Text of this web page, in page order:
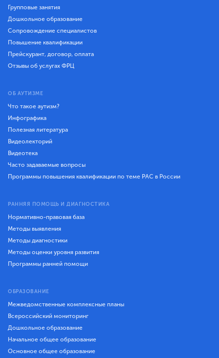
Групповые занятия
Дошкольное образование
Сопровождение специалистов
Повышение квалификации
Прейскурант, договор, оплата
Отзывы об услугах ФРЦ
ОБ АУТИЗМЕ
Что такое аутизм?
Инфографика
Полезная литература
Видеолекторий
Видеотека
Часто задаваемые вопросы
Программы повышения квалификации по теме РАС в России
РАННЯЯ ПОМОЩЬ И ДИАГНОСТИКА
Нормативно-правовая база
Методы выявления
Методы диагностики
Методы оценки уровня развития
Программы ранней помощи
ОБРАЗОВАНИЕ
Межведомственные комплексные планы
Всероссийский мониторинг
Дошкольное образование
Начальное общее образование
Основное общее образование